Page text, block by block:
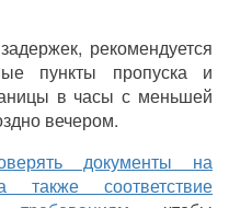
рекомендуется
пункты пропуска и
в часы с меньшей
вечером.
документы на
также соответствие